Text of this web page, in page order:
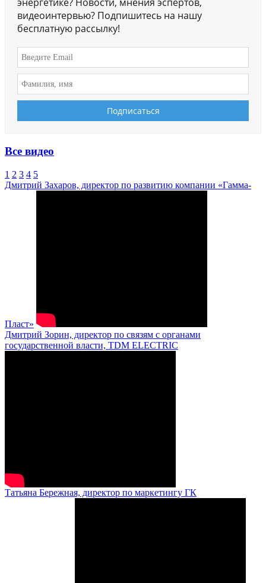
видеоинтервью? Подпишитесь на нашу
бесплатную рассылку!
Все видео
1 2 3 4 5
Дмитрий Захаров, директор по развитию компании «Гамма-
Пласт»
Дмитрий Зорин, директор по связям с органами
государственной власти, TDM ELECTRIC
Татьяна Бережная, директор по маркетингу ГК